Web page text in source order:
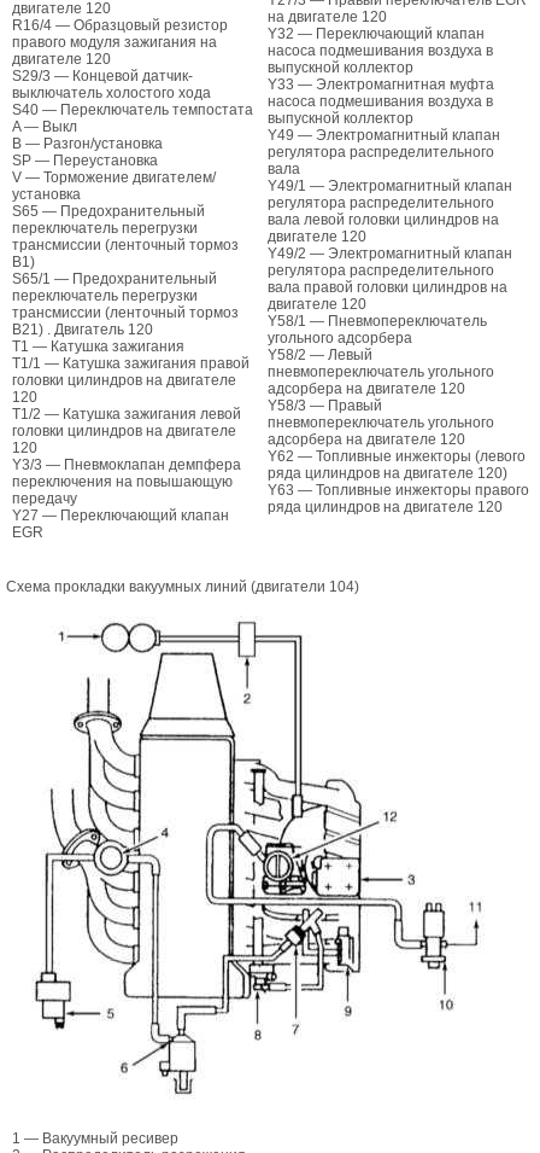
двигателе 120
R16/4 — Образцовый резистор
правого модуля зажигания на
двигателе 120
S29/3 — Концевой датчик-
выключатель холостого хода
S40 — Переключатель темпостата
A — Выкл
B — Разгон/установка
SР — Переустановка
V — Торможение двигателем/
установка
S65 — Предохранительный
переключатель перегрузки
трансмиссии (ленточный тормоз
B1)
S65/1 — Предохранительный
переключатель перегрузки
трансмиссии (ленточный тормоз
B21) . Двигатель 120
T1 — Катушка зажигания
T1/1 — Катушка зажигания правой
головки цилиндров на двигателе
120
T1/2 — Катушка зажигания левой
головки цилиндров на двигателе
120
Y3/3 — Пневмоклапан демпфера
переключения на повышающую
передачу
Y27 — Переключающий клапан
EGR
на двигателе 120
Y32 — Переключающий клапан
насоса подмешивания воздуха в
выпускной коллектор
Y33 — Электромагнитная муфта
насоса подмешивания воздуха в
выпускной коллектор
Y49 — Электромагнитный клапан
регулятора распределительного
вала
Y49/1 — Электромагнитный клапан
регулятора распределительного
вала левой головки цилиндров на
двигателе 120
Y49/2 — Электромагнитный клапан
регулятора распределительного
вала правой головки цилиндров на
двигателе 120
Y58/1 — Пневмопереключатель
угольного адсорбера
Y58/2 — Левый
пневмопереключатель угольного
адсорбера на двигателе 120
Y58/3 — Правый
пневмопереключатель угольного
адсорбера на двигателе 120
Y62 — Топливные инжекторы (левого
ряда цилиндров на двигателе 120)
Y63 — Топливные инжекторы правого
ряда цилиндров на двигателе 120
Схема прокладки вакуумных линий (двигатели 104)
1 — Вакуумный ресивер